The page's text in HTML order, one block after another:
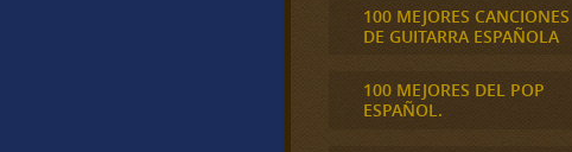
100 MEJORES CANCIONES
DE GUITARRA ESPAÑOLA
100 MEJORES DEL POP
ESPAÑOL.